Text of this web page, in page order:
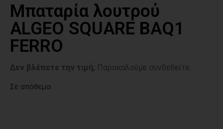
Μπαταρία λουτρού
ALGEO SQUARE BAQ1
FERRO
Δεν βλέπετε την τιμή; Παρακαλούμε συνδεθείτε.
Σε απόθεμα